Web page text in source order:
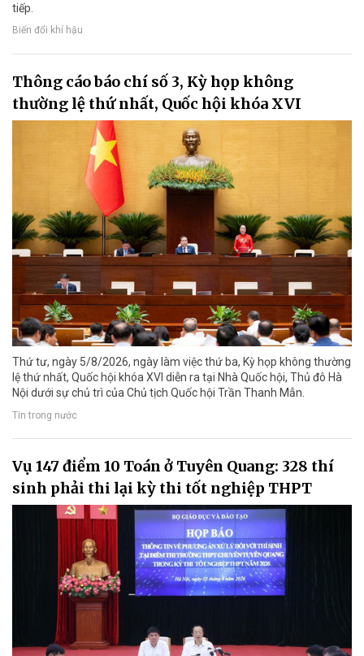
tiếp.
Biến đổi khí hậu
Thông cáo báo chí số 3, Kỳ họp không
thường lệ thứ nhất, Quốc hội khóa XVI
Thứ tư, ngày 5/8/2026, ngày làm việc thứ ba, Kỳ họp không thường
lệ thứ nhất, Quốc hội khóa XVI diễn ra tại Nhà Quốc hội, Thủ đô Hà
Nội dưới sự chủ trì của Chủ tịch Quốc hội Trần Thanh Mẫn.
Tin trong nước
Vụ 147 điểm 10 Toán ở Tuyên Quang: 328 thí
sinh phải thi lại kỳ thi tốt nghiệp THPT